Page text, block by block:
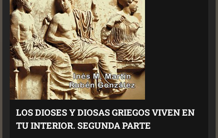
LOS DIOSES Y DIOSAS GRIEGOS VIVEN EN
TU INTERIOR. SEGUNDA PARTE